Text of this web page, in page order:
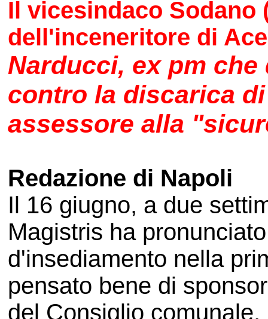
Il vicesindaco Sodano
dell'inceneritore di
Narducci, ex pm
contro la discarica
assessore alla
Redazione di Napoli
Il 16 giugno, a due
Magistris ha
d'insediamento nella
pensato bene di
del Consiglio